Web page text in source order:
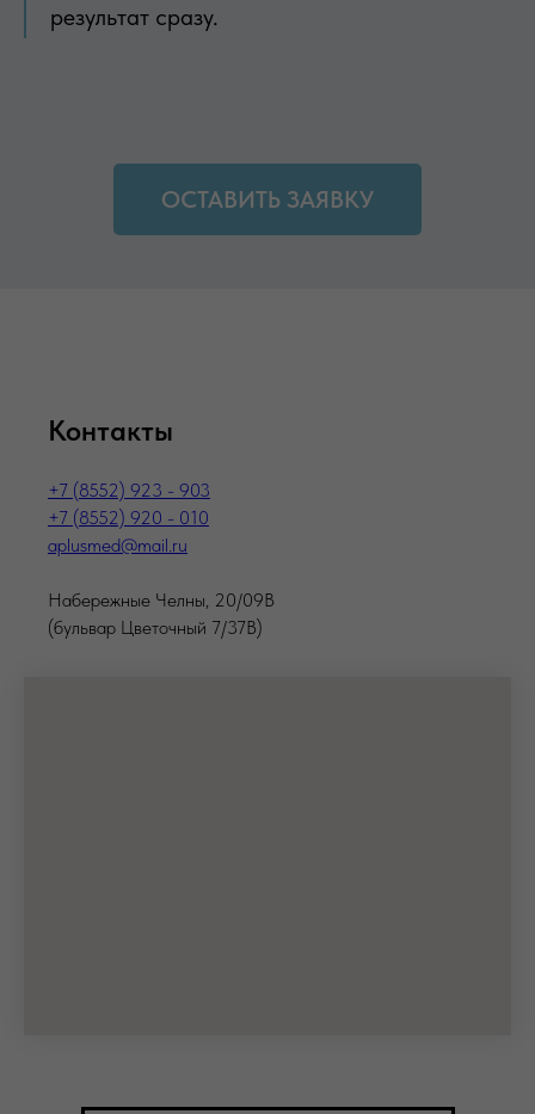
результат сразу.
ОСТАВИТЬ ЗАЯВКУ
Контакты
+7 (8552) 923 - 903
+7 (8552) 920 - 010
aplusmed@mail.ru
Набережные Челны, 20/09В
(бульвар Цветочный 7/37В)